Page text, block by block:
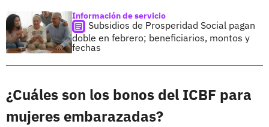
Información de servicio
Subsidios de Prosperidad Social pagan
doble en febrero; beneficiarios, montos y
fechas
¿Cuáles son los bonos del ICBF para
mujeres embarazadas?